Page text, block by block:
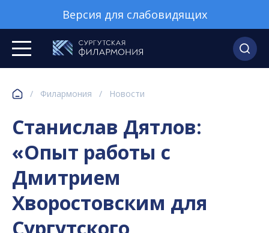
Версия для слабовидящих
/ Филармония / Новости
Станислав Дятлов:
«Опыт работы с
Дмитрием
Хворостовским для